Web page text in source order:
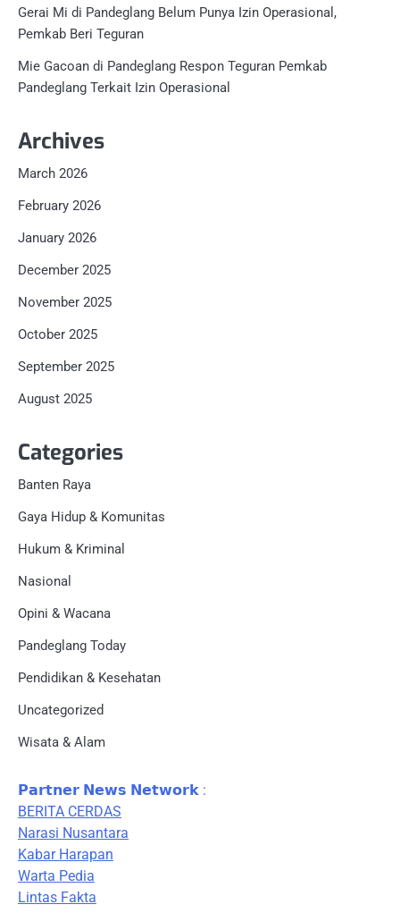
Gerai Mi di Pandeglang Belum Punya Izin Operasional,
Pemkab Beri Teguran
Mie Gacoan di Pandeglang Respon Teguran Pemkab
Pandeglang Terkait Izin Operasional
Archives
March 2026
February 2026
January 2026
December 2025
November 2025
October 2025
September 2025
August 2025
Categories
Banten Raya
Gaya Hidup & Komunitas
Hukum & Kriminal
Nasional
Opini & Wacana
Pandeglang Today
Pendidikan & Kesehatan
Uncategorized
Wisata & Alam
𝗣𝗮𝗿𝘁𝗻𝗲𝗿 𝗡𝗲𝘄𝘀 𝗡𝗲𝘁𝘄𝗼𝗿𝗸 :
BERITA CERDAS
Narasi Nusantara
Kabar Harapan
Warta Pedia
Lintas Fakta